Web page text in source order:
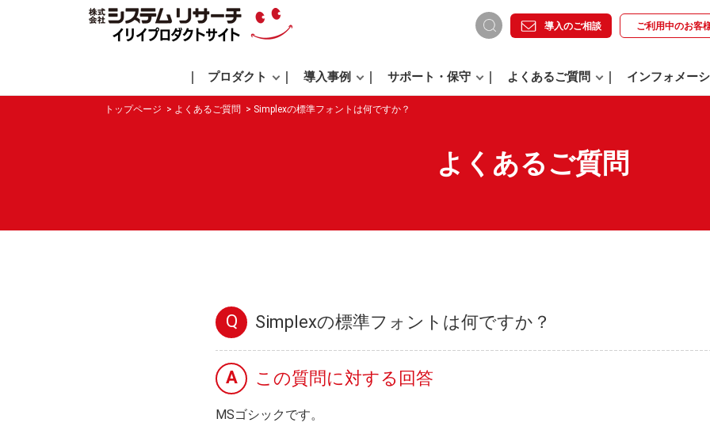
導入のご相談 ご利用中のお客
プロダクト 導入事例 サポート・保守 よくあるご質問 インフォメー
トップページ よくあるご質問 Simplexの標準フォントは何ですか？
よくあるご質問
Q Simplexの標準フォントは何ですか？
A この質問に対する回答
MSゴシックです。